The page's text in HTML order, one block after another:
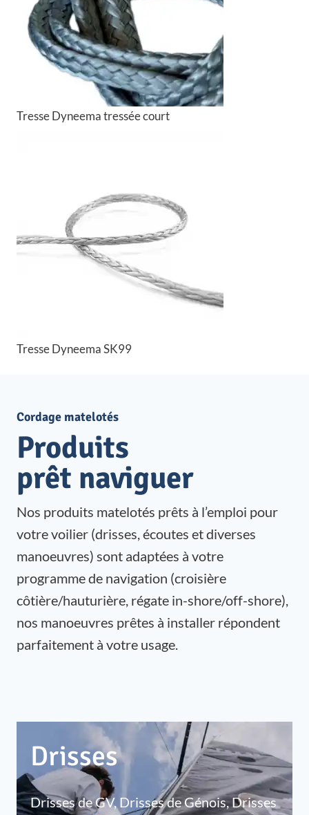
Tresse Dyneema tressée court
Tresse Dyneema SK99
Cordage matelotés
Produits
prêt naviguer
Nos produits matelotés prêts à l’emploi pour
votre voilier (drisses, écoutes et diverses
manoeuvres) sont adaptées à votre
programme de navigation (croisière
côtière/hauturière, régate in-shore/off-shore),
nos manoeuvres prêtes à installer répondent
parfaitement à votre usage.
Drisses
Drisses de GV, Drisses de Génois, Drisses